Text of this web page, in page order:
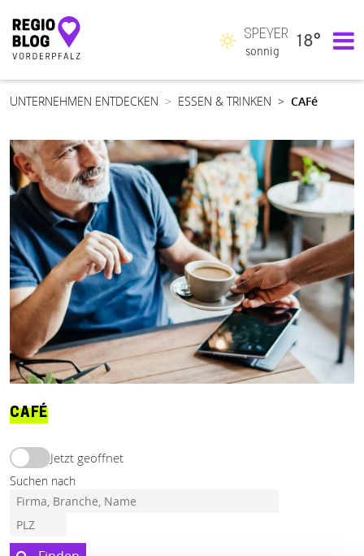
Hauptnavigation
SPEYER
sonnig
18°
UNTERNEHMEN ENTDECKEN ESSEN & TRINKEN CAFé
CAFÉ
Jetzt geöffnet
Suchen nach